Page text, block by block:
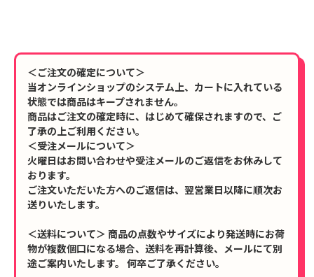
＜ご注文の確定について＞
当オンラインショップのシステム上、カートに入れている
状態では商品はキープされません。
商品はご注文の確定時に、はじめて確保されますので、ご
了承の上ご利用ください。
＜受注メールについて＞
火曜日はお問い合わせや受注メールのご返信をお休みして
おります。
ご注文いただいた方へのご返信は、翌営業日以降に順次お
送りいたします。
＜送料について＞ 商品の点数やサイズにより発送時にお荷
物が複数個口になる場合、送料を再計算後、メールにて別
途ご案内いたします。 何卒ご了承ください。